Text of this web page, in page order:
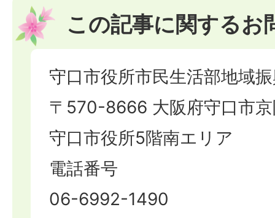
この記事に関するお
守口市役所市民生活部地域
〒570-8666 大阪府守口市
守口市役所5階南エリア
電話番号
06-6992-1490